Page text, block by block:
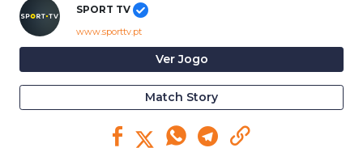
SPORT TV
www.sporttv.pt
Ver Jogo
Match Story